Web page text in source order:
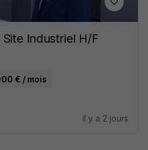
Industriel H/F
€ / mois
il y a 2 jours